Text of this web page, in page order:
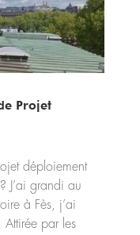
Projet
déploiement
J’ai grandi au
à Fès, j’ai
par les